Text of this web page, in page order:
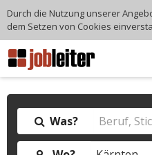
Was?
Durch die Nutzung unserer
dem Setzen von Cookies